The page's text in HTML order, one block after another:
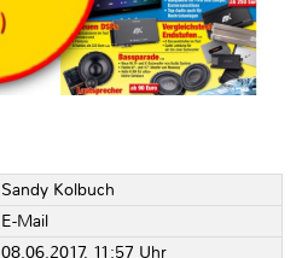
Sandy Kolbuch
E-Mail
08.06.2017, 11:57 Uhr